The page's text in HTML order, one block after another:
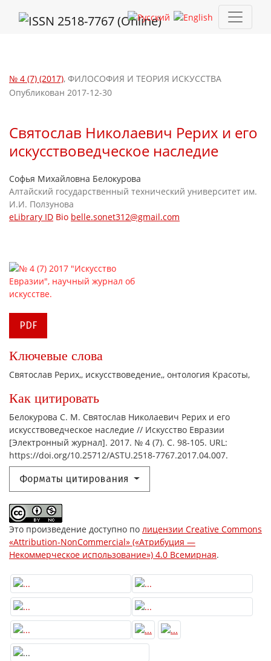
Святослав Николаевич Рерих и его искусствоведческое
№ 4 (7) (2017), ФИЛОСОФИЯ И ТЕОРИЯ ИСКУССТВА
Святослав Николаевич Рерих и его
искусствоведческое наследие
Опубликован 2017-12-30
Софья Михайловна Белокурова
Алтайский государственный технический университет им.
И.И. Ползунова
eLibrary ID Bio belle.sonet312@gmail.com
PDF
Ключевые слова
Святослав Рерих, искусствоведение, онтология Красоты,
Как цитировать
Белокурова С. М. Святослав Николаевич Рерих и его
искусствоведческое наследие // Искусство Евразии
[Электронный журнал]. 2017. № 4 (7). С. 98-105. URL:
https://doi.org/10.25712/ASTU.2518-7767.2017.04.007.
Форматы цитирования
Это произведение доступно по лицензии Creative Commons
«Attribution-NonCommercial» («Атрибуция —
Некоммерческое использование») 4.0 Всемирная.